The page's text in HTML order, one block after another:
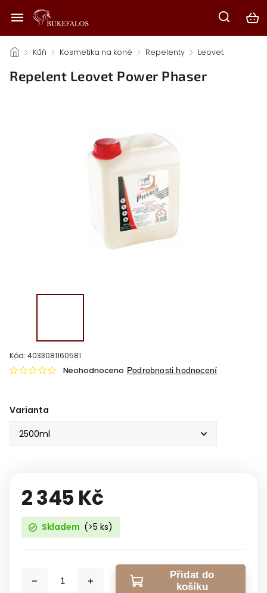
/ Kůň / Kosmetika na koně / Repelenty / Leovet
Repelent Leovet Power Phaser
Kód: 4033081160581
Neohodnoceno Podrobnosti hodnocení
Varianta
2 345 Kč
Skladem (>5 ks)
Přidat do
košíku